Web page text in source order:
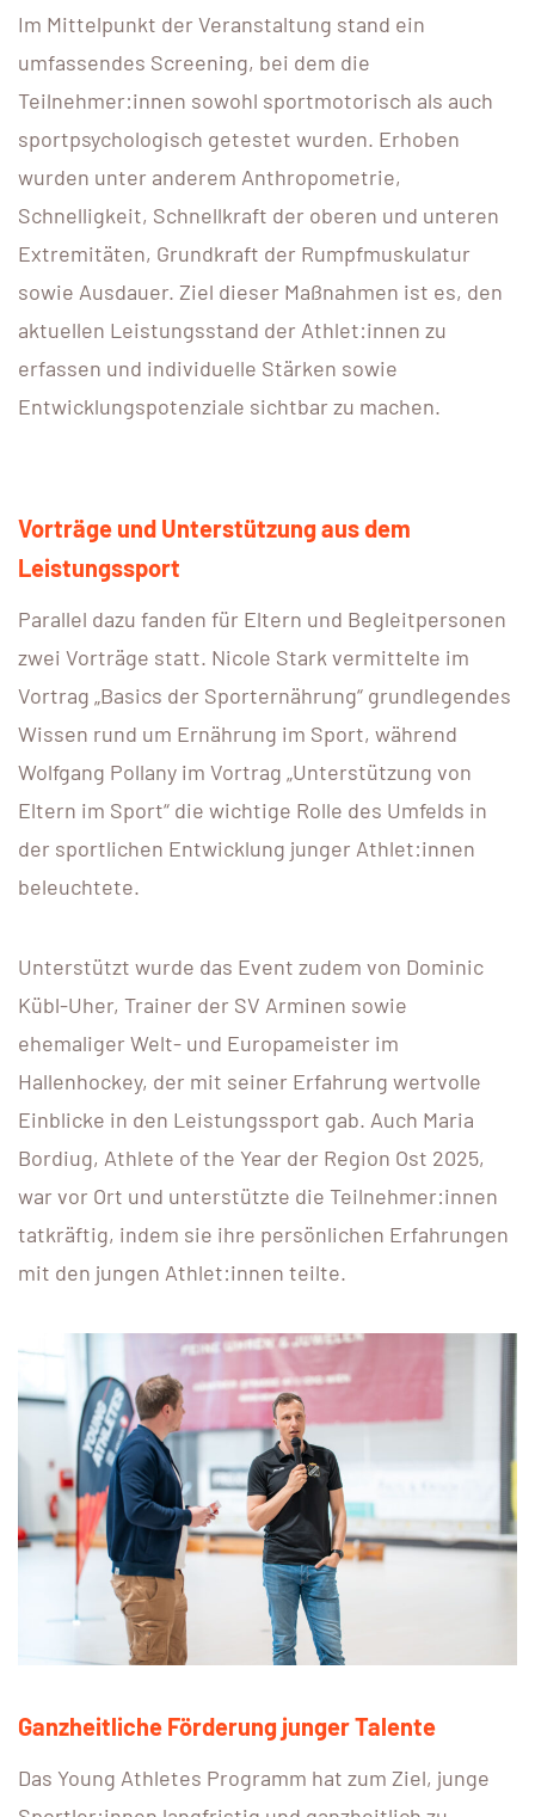
Im Mittelpunkt der Veranstaltung stand ein
umfassendes Screening, bei dem die
Teilnehmer:innen sowohl sportmotorisch als auch
sportpsychologisch getestet wurden. Erhoben
wurden unter anderem Anthropometrie,
Schnelligkeit, Schnellkraft der oberen und unteren
Extremitäten, Grundkraft der Rumpfmuskulatur
sowie Ausdauer. Ziel dieser Maßnahmen ist es, den
aktuellen Leistungsstand der Athlet:innen zu
erfassen und individuelle Stärken sowie
Entwicklungspotenziale sichtbar zu machen.
Vorträge und Unterstützung aus dem
Leistungssport
Parallel dazu fanden für Eltern und Begleitpersonen
zwei Vorträge statt. Nicole Stark vermittelte im
Vortrag „Basics der Sporternährung“ grundlegendes
Wissen rund um Ernährung im Sport, während
Wolfgang Pollany im Vortrag „Unterstützung von
Eltern im Sport“ die wichtige Rolle des Umfelds in
der sportlichen Entwicklung junger Athlet:innen
beleuchtete.
Unterstützt wurde das Event zudem von Dominic
Kübl-Uher, Trainer der SV Arminen sowie
ehemaliger Welt- und Europameister im
Hallenhockey, der mit seiner Erfahrung wertvolle
Einblicke in den Leistungssport gab. Auch Maria
Bordiug, Athlete of the Year der Region Ost 2025,
war vor Ort und unterstützte die Teilnehmer:innen
tatkräftig, indem sie ihre persönlichen Erfahrungen
mit den jungen Athlet:innen teilte.
Ganzheitliche Förderung junger Talente
Das Young Athletes Programm hat zum Ziel, junge